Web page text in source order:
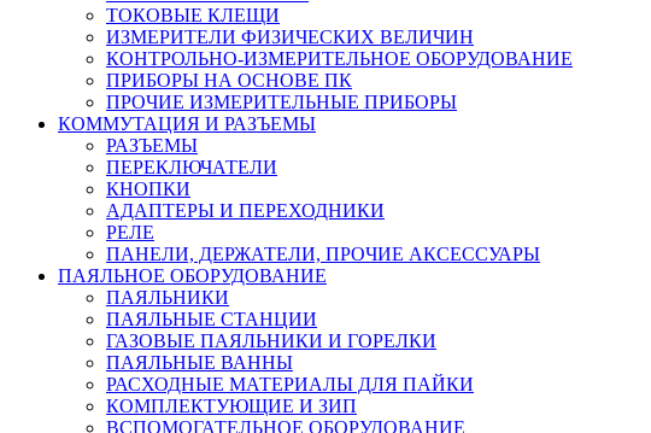
ТОКОВЫЕ КЛЕЩИ
ИЗМЕРИТЕЛИ ФИЗИЧЕСКИХ ВЕЛИЧИН
КОНТРОЛЬНО-ИЗМЕРИТЕЛЬНОЕ ОБОРУДОВАНИЕ
ПРИБОРЫ НА ОСНОВЕ ПК
ПРОЧИЕ ИЗМЕРИТЕЛЬНЫЕ ПРИБОРЫ
КОММУТАЦИЯ И РАЗЪЕМЫ
РАЗЪЕМЫ
ПЕРЕКЛЮЧАТЕЛИ
КНОПКИ
АДАПТЕРЫ И ПЕРЕХОДНИКИ
РЕЛЕ
ПАНЕЛИ, ДЕРЖАТЕЛИ, ПРОЧИЕ АКСЕССУАРЫ
ПАЯЛЬНОЕ ОБОРУДОВАНИЕ
ПАЯЛЬНИКИ
ПАЯЛЬНЫЕ СТАНЦИИ
ГАЗОВЫЕ ПАЯЛЬНИКИ И ГОРЕЛКИ
ПАЯЛЬНЫЕ ВАННЫ
РАСХОДНЫЕ МАТЕРИАЛЫ ДЛЯ ПАЙКИ
КОМПЛЕКТУЮЩИЕ И ЗИП
ВСПОМОГАТЕЛЬНОЕ ОБОРУДОВАНИЕ